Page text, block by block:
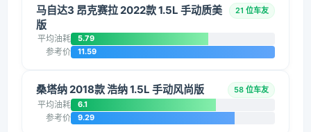
马自达3 昂克赛拉 2022款 1.5L 手动质美
版
21 位车友
平均油耗 5.79
参考价 11.59
桑塔纳 2018款 浩纳 1.5L 手动风尚版 58 位车友
平均油耗 6.1
参考价 9.29